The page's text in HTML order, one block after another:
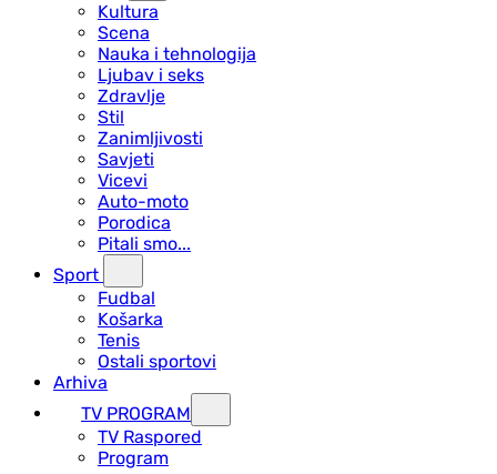
Kultura
Scena
Nauka i tehnologija
Ljubav i seks
Zdravlje
Stil
Zanimljivosti
Savjeti
Vicevi
Auto-moto
Porodica
Pitali smo...
Sport
Fudbal
Košarka
Tenis
Ostali sportovi
Arhiva
TV PROGRAM
ТV Raspored
Program